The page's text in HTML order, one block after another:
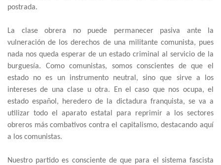
postrada.
La clase obrera no puede permanecer pasiva ante la
vulneración de los derechos de una militante comunista, pues
nada nos queda esperar de un estado criminal al servicio de la
burguesía. Como comunistas, somos conscientes de que el
estado no es un instrumento neutral, sino que sirve a los
intereses de una clase u otra. En el caso que nos ocupa, el
estado español, heredero de la dictadura franquista, se va a
utilizar todo el aparato estatal para reprimir a los sectores
obreros más combativos contra el capitalismo, destacando aquí
a los comunistas.
Nuestro partido es consciente de que para el sistema fascista